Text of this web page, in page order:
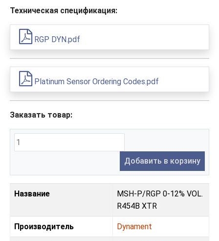
Техническая спецификация:
RGP DYN.pdf
Platinum Sensor Ordering Codes.pdf
Заказать товар:
Добавить в корзину
Название
MSH-P/RGP 0-12% VOL.
R454B XTR
Производитель Dynament